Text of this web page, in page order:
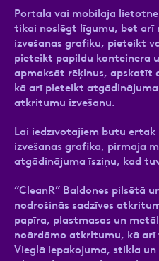
Portālā vai mobilajā
tikai noslēgt līgumu, bet
izvešanas grafiku, pieteikt
pieteikt papildu konteinera
apmaksāt rēķinus, apskatīt
kā arī pieteikt
atkritumu izvešanu.
Lai iedzīvotājiem būtu
izvešanas grafika, pirmajā
atgādinājuma īsziņu, kad
“CleanR” Baldones pilsētā
nodrošinās sadzīves
papīra, plastmasas un
noārdāmo atkritumu, kā arī
Vieglā iepakojuma, stikla